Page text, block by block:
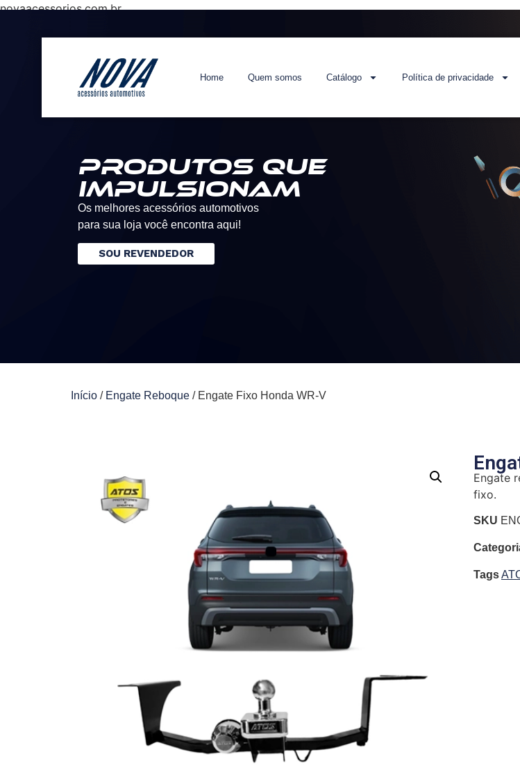
novaacessorios.com.br
Home Quem somos Catálogo Política de privacidade
Produtos que
impulsionam
Os melhores acessórios automotivos
para sua loja você encontra aqui!
SOU REVENDEDOR
Início / Engate Reboque / Engate Fixo Honda WR-V
Engate
fixo.
SKU
Tags